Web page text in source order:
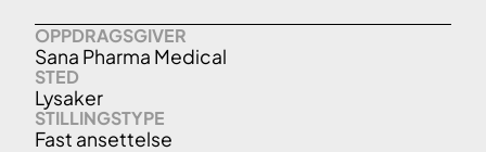
OPPDRAGSGIVER
Sana Pharma Medical
STED
Lysaker
STILLINGSTYPE
Fast ansettelse